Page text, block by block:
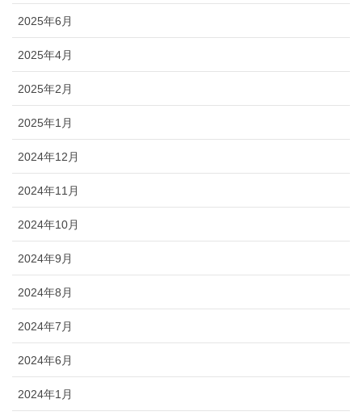
2025年6月
2025年4月
2025年2月
2025年1月
2024年12月
2024年11月
2024年10月
2024年9月
2024年8月
2024年7月
2024年6月
2024年1月